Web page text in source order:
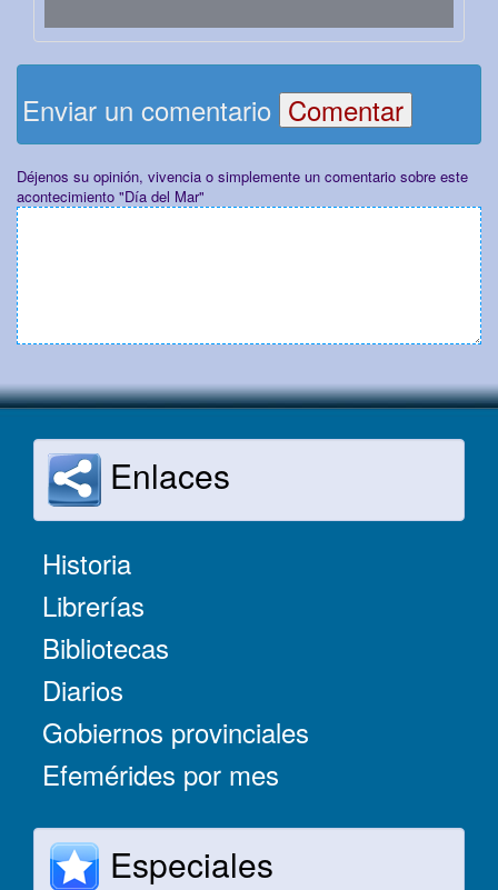
Enviar un comentario
Déjenos su opinión, vivencia o simplemente un comentario sobre este
acontecimiento "Día del Mar"
Enlaces
Historia
Librerías
Bibliotecas
Diarios
Gobiernos provinciales
Efemérides por mes
Especiales